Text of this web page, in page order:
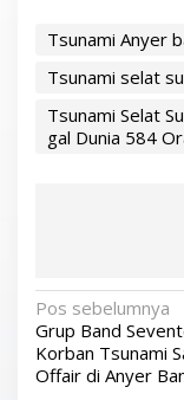
Tsunami Anyer
Tsunami selat
Tsunami Selat
gal Dunia 584
N
a
v
Pos sebelumnya
Grup Band
Korban Tsunami
Offair di Anyer